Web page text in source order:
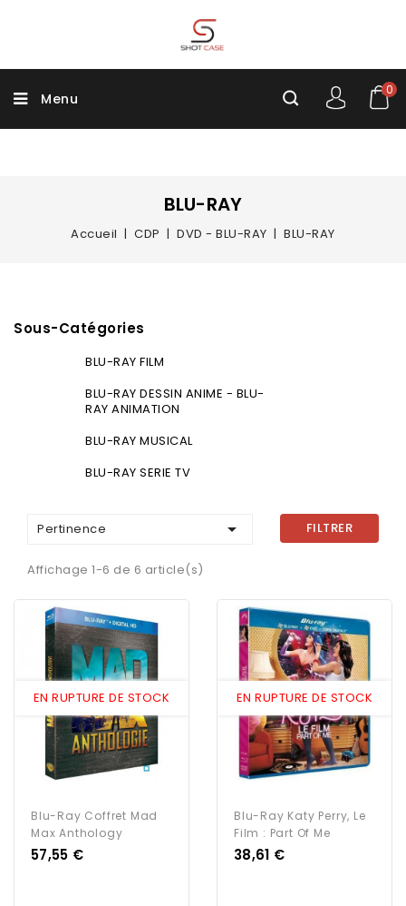
Menu
0
BLU-RAY
Accueil CDP DVD - BLU-RAY BLU-RAY
Sous-Catégories
BLU-RAY FILM
BLU-RAY DESSIN ANIME - BLU-
RAY ANIMATION
BLU-RAY MUSICAL
BLU-RAY SERIE TV
Pertinence  FILTRER
Affichage 1-6 de 6 article(s)
EN RUPTURE DE STOCK
Blu-Ray Coffret Mad
Max Anthology
Prix
57,55 €
EN RUPTURE DE STOCK
Blu-Ray Katy Perry, Le
Film : Part Of Me
Prix
38,61 €